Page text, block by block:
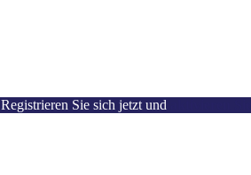
Sie sich jetzt und